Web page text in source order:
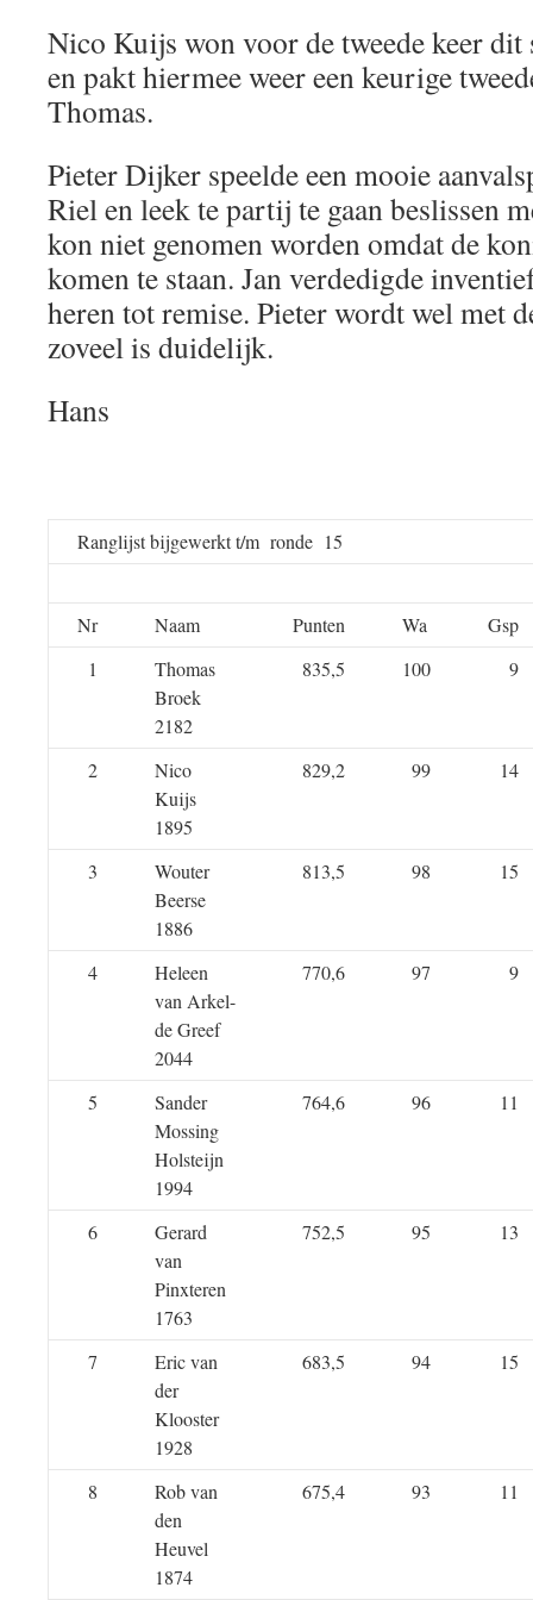
Nico Kuijs won voor de tweede keer dit
en pakt hiermee weer een keurige
Thomas.
Pieter Dijker speelde een mooie
Riel en leek te partij te gaan beslissen
kon niet genomen worden omdat de
komen te staan. Jan verdedigde
heren tot remise. Pieter wordt wel met
zoveel is duidelijk.
Hans
Ranglijst bijgewerkt t/m ronde 15
Nr Naam Punten Wa
Gsp
1
Thomas
Broek
2182
835,5 100 9
2
Nico
Kuijs
1895
829,2 99 14
3
Wouter
Beerse
1886
813,5 98 15
4
Heleen
van Arkel-
de Greef
2044
770,6 97 9
5
Sander
Mossing
Holsteijn
1994
764,6 96 11
6
Gerard
van
Pinxteren
1763
752,5 95 13
7
Eric van
der
Klooster
1928
683,5 94 15
8
Rob van
den
Heuvel
1874
675,4 93 11